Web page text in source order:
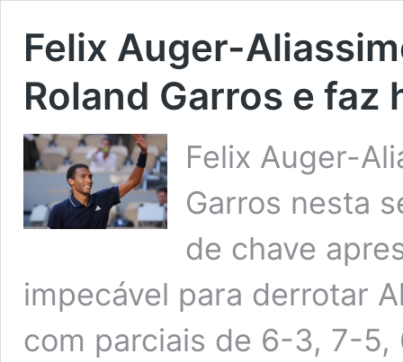
Felix Auger-
Roland Garros e faz
Felix Auger-
Garros nesta
de chave
impecável para derrotar
com parciais de 6-3, 7-5,